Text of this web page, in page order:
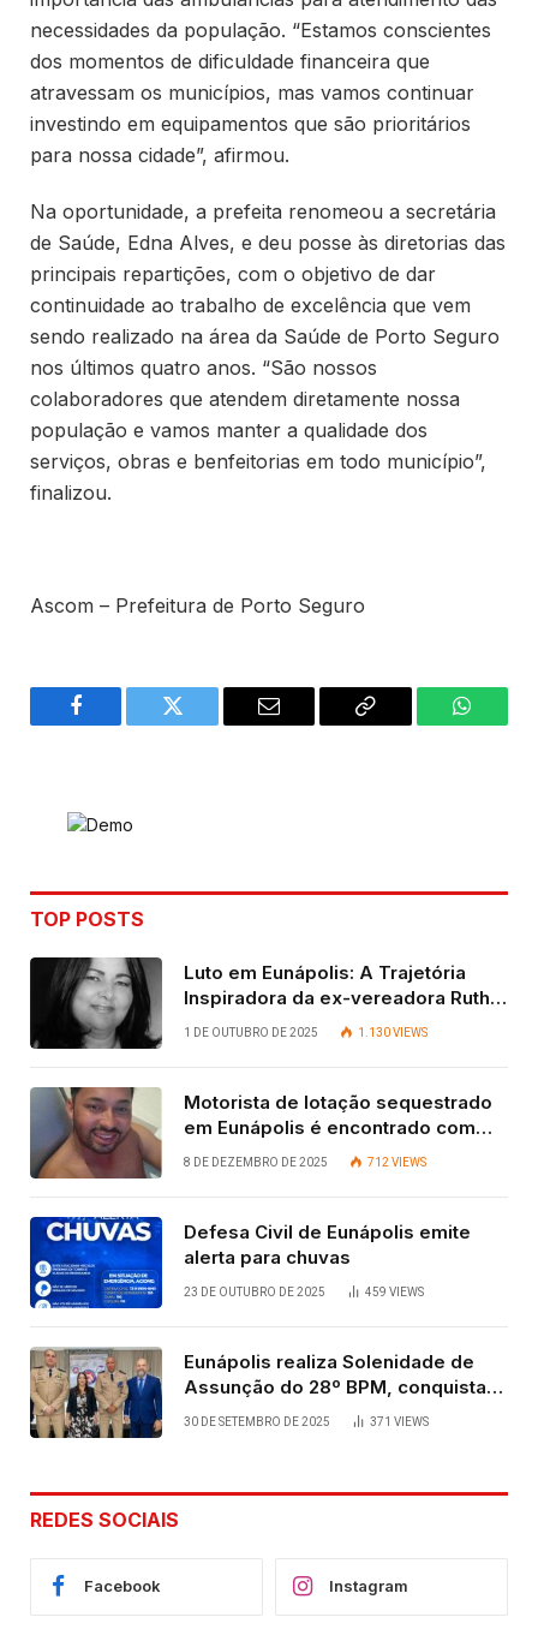
necessidades da população. “Estamos conscientes
dos momentos de dificuldade financeira que
atravessam os municípios, mas vamos continuar
investindo em equipamentos que são prioritários
para nossa cidade”, afirmou.
Na oportunidade, a prefeita renomeou a secretária
de Saúde, Edna Alves, e deu posse às diretorias das
principais repartições, com o objetivo de dar
continuidade ao trabalho de excelência que vem
sendo realizado na área da Saúde de Porto Seguro
nos últimos quatro anos. “São nossos
colaboradores que atendem diretamente nossa
população e vamos manter a qualidade dos
serviços, obras e benfeitorias em todo município”,
finalizou.
Ascom – Prefeitura de Porto Seguro
Facebook Twitter Email
Copy
TOP POSTS
Luto em Eunápolis: A Trajetória
Inspiradora da ex-vereadora Ruth
Contadora
1 DE OUTUBRO DE 2025 1.130VIEWS
Motorista de lotação sequestrado
em Eunápolis é encontrado com
vida após quatro dias.
8 DE DEZEMBRO DE 2025 712 VIEWS
Defesa Civil de Eunápolis emite
alerta para chuvas
23 DE OUTUBRO DE 2025 459 VIEWS
Eunápolis realiza Solenidade de
Assunção do 28º BPM, conquista
viabilizada por articulação política
30 DE SETEMBRO DE 2025 371 VIEWS
REDES SOCIAIS
Facebook Instagram